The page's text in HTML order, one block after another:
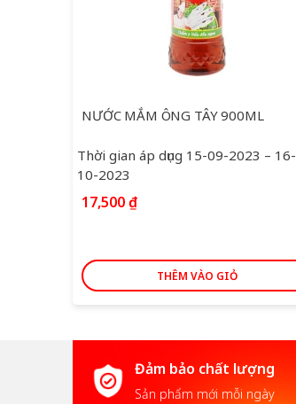
NƯỚC MẮM ÔNG TÂY 900ML
Thời gian áp dụng 15-09-2023 – 16-
10-2023
17,500₫
THÊM VÀO GIỎ
Đảm bảo chất lượng
Sản phẩm mới mỗi ngày